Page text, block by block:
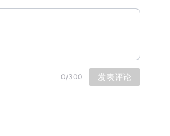
0/300 发表评论